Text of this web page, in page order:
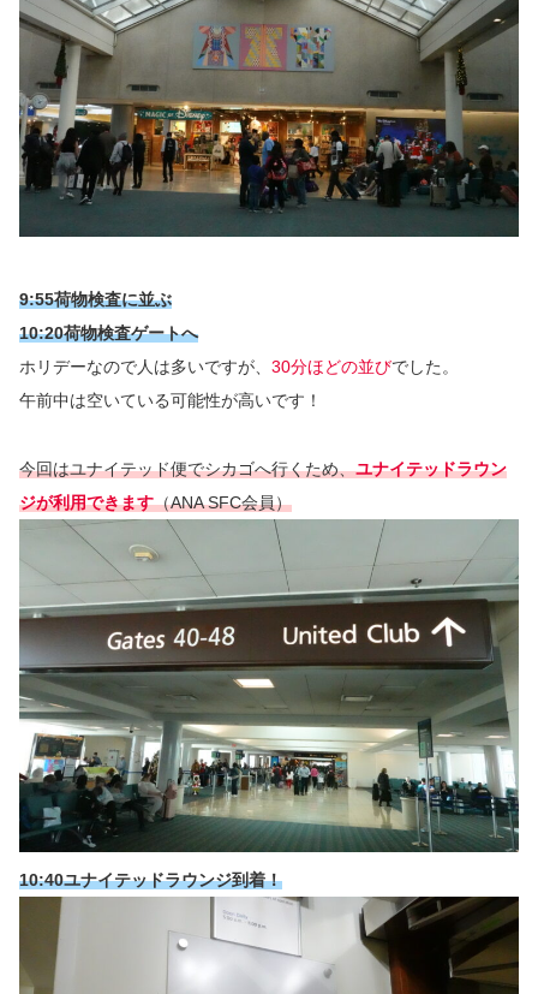
9:55荷物検査に並ぶ
10:20荷物検査ゲートへ
ホリデーなので人は多いですが、 30分ほどの並びでした。
午前中は空いている可能性が高いです！
今回はユナイテッド便でシカゴへ行くため、ユナイテッドラウン
ジが利用できます（ANA SFC会員）
10:40ユナイテッドラウンジ到着！